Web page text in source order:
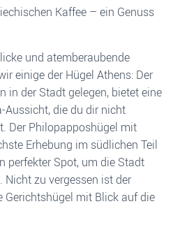
Kaffee – ein Genuss
und atemberaubende
einige der Hügel Athens: Der
in der Stadt gelegen, bietet eine
Aussicht, die du dir nicht
Der Philopapposhügel mit
Erhebung im südlichen Teil
perfekter Spot, um die Stadt
zu vergessen ist der
Gerichtshügel mit Blick auf die